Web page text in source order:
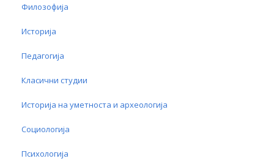
Филозофија
Историја
Педагогија
Класични студии
Историја на уметноста и археологија
Социологија
Психологија